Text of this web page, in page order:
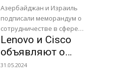
укрепления возможностей
Азербайджанского центра
кибербезопасности. Опираясь...
сфере ИИ
Азербайджан и Израиль
подписали меморандум о
сотрудничестве в сфере
искусственного интеллекта (ИИ).
Документ подписали министр
транспорта Азербайджана
Lenovo и Cisco
объявляют о
стратегическом
31.05.2024